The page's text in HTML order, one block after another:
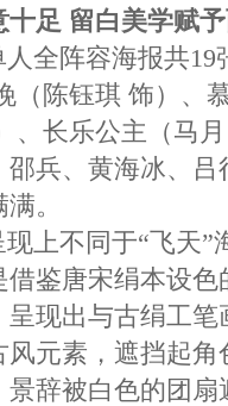
十足 留白美学赋
全阵容海报共19
（陈钰琪 饰）、
、长乐公主（马
兵、黄海冰、
。
不同于“飞天”
鉴唐宋绢本设
现出与古绢工
元素，遮挡起
辞被白色的团